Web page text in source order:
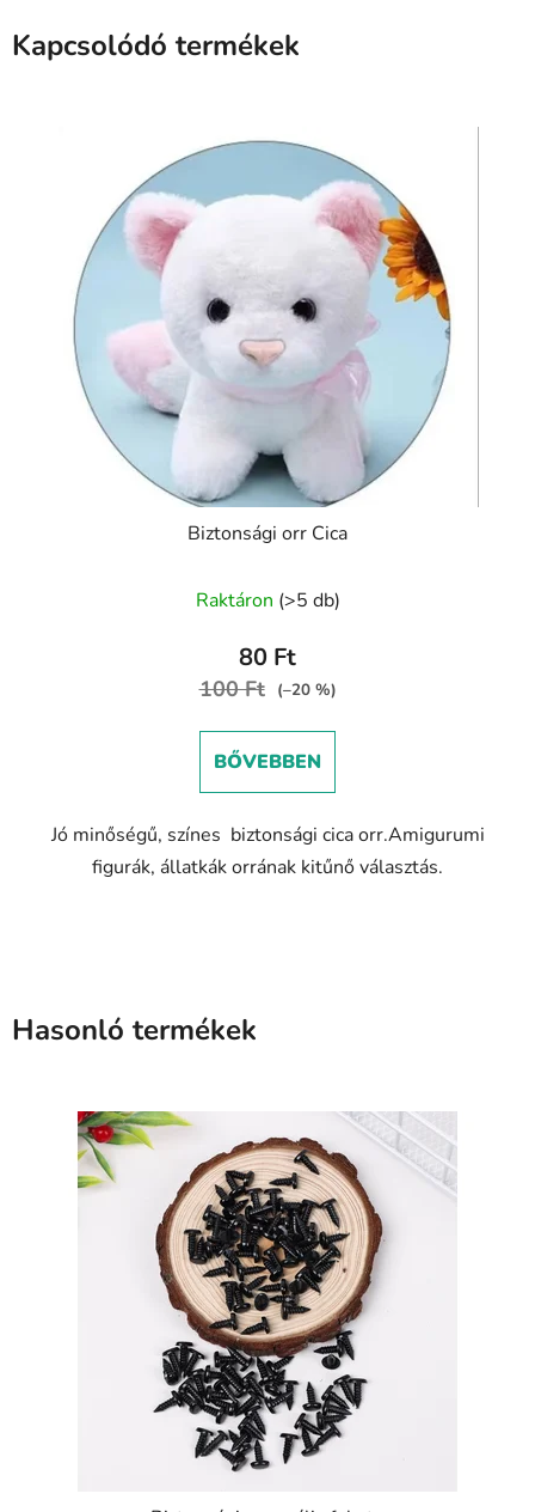
Kapcsolódó termékek
Biztonsági orr Cica
Raktáron (>5 db)
80 Ft
100 Ft (–20 %)
BŐVEBBEN
Jó minőségű, színes biztonsági cica orr.Amigurumi
figurák, állatkák orrának kitűnő választás.
Hasonló termékek